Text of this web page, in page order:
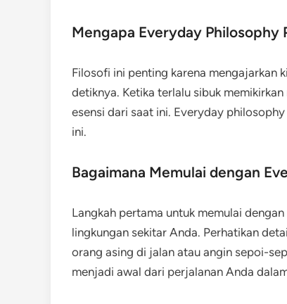
Mengapa Everyday Philosophy
Filosofi ini penting karena mengajarkan
detiknya. Ketika terlalu sibuk
esensi dari saat ini. Everyday
ini.
Bagaimana Memulai dengan
Langkah pertama untuk memulai
lingkungan sekitar Anda. Perhatikan
orang asing di jalan atau angin sepoi-
menjadi awal dari perjalanan Anda